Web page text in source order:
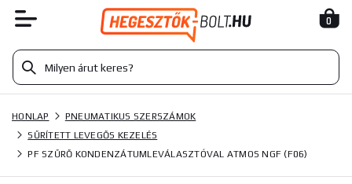
0
HONLAP
PNEUMATIKUS SZERSZÁMOK
SŰRÍTETT LEVEGŐS KEZELÉS
PF SZŰRŐ KONDENZÁTUMLEVÁLASZTÓVAL ATMOS NGF (F06)